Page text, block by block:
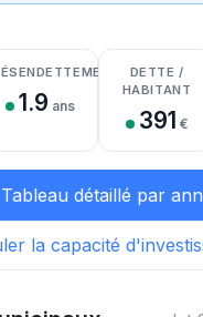
recettes
dépenses
trésorerie
1.9 ans
DETTE /
HABITANT
391 €
Tableau détaillé par
la capacité